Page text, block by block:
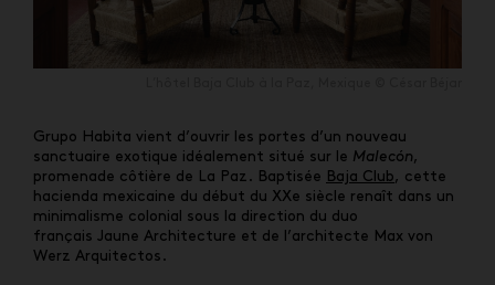
Grupo Habita vient d’ouvrir les portes d’un nouveau
sanctuaire exotique idéalement situé sur le Malecón ,
promenade côtière de La Paz. Baptisée
Baja Club , cette
hacienda mexicaine du début du XXe siècle renaît dans un
minimalisme colonial sous la direction du duo
français Jaune Architecture et de l’architecte Max von
Werz Arquitectos.